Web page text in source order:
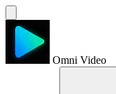
Omni Video